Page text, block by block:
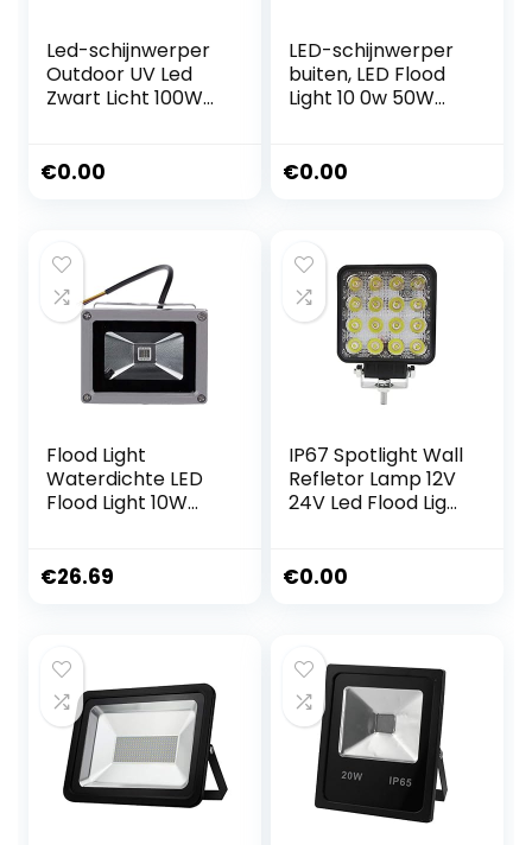
Led-schijnwerper
Outdoor UV Led
Zwart Licht 100W
Dance Ultraviolet
Milieubescherming
en
energiebesparing
(Color : 200W NO
€0.00
LED-schijnwerper
buiten, LED Flood
Light 10 0w 50W
buitenwandreflect
koud wit koud wit
Makkelijke
installatie
€0.00
Flood Light
Waterdichte LED
Flood Light 10W
Waterdichte LED
LED Flood Light
voor Outdoor
Landschap
Waterdicht
€26.69
IP67 Spotlight Wall
Refletor Lamp 12V
24V Led Flood Light
Aluminium Alloy
€0.00